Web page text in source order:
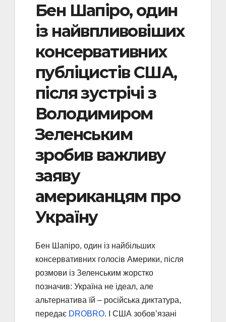
Бен Шапіро, один
із найвпливовіших
консервативних
публіцистів США,
після зустрічі з
Володимиром
Зеленським
зробив важливу
заяву
американцям про
Україну
Бен Шапіро, один із найбільших
консервативних голосів Америки, після
розмови із Зеленським жорстко
позначив: Україна не ідеал, але
альтернатива їй – російська диктатура,
передає DROBRO. І США зобов’язані